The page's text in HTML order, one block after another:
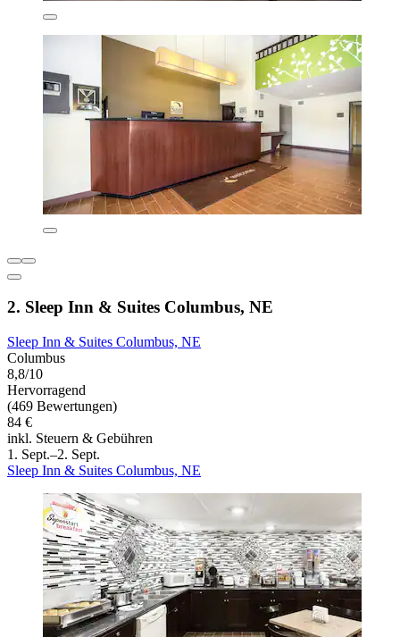
2. Sleep Inn & Suites Columbus, NE
Sleep Inn & Suites Columbus, NE
Columbus
8,8/10
Hervorragend
(469 Bewertungen)
84 €
inkl. Steuern & Gebühren
1. Sept.–2. Sept.
Sleep Inn & Suites Columbus, NE